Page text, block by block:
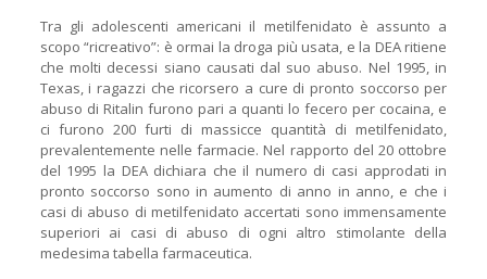
Tra gli adolescenti americani il metilfenidato è assunto a
scopo “ricreativo”: è ormai la droga più usata, e la DEA ritiene
che molti decessi siano causati dal suo abuso. Nel 1995, in
Texas, i ragazzi che ricorsero a cure di pronto soccorso per
abuso di Ritalin furono pari a quanti lo fecero per cocaina, e
ci furono 200 furti di massicce quantità di metilfenidato,
prevalentemente nelle farmacie. Nel rapporto del 20 ottobre
del 1995 la DEA dichiara che il numero di casi approdati in
pronto soccorso sono in aumento di anno in anno, e che i
casi di abuso di metilfenidato accertati sono immensamente
superiori ai casi di abuso di ogni altro stimolante della
medesima tabella farmaceutica.